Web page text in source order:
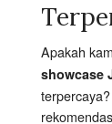
Apakah
showcase